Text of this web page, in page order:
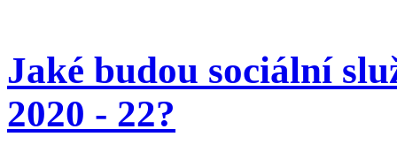
Jaké budou sociální
2020 - 22?